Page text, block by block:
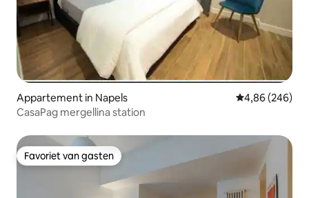
Appartement in Napels Gemiddelde
4,86 (246)
CasaPag mergellina station
Favoriet van gasten
Favoriet van gasten